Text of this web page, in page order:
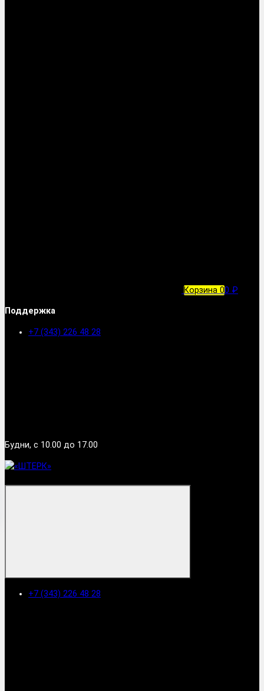
Корзина 00 ₽
Поддержка
+7 (343) 226 48 28
Будни, с 10.00 до 17.00
+7 (343) 226 48 28